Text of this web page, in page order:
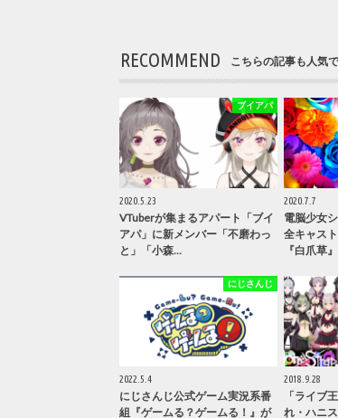
RECOMMEND こちらの記事も人気で
ブイアパ
2020.5.23
VTuberが集まるアパート「ブイ
アパ」に新メンバー「不磨わっ
と」「小森…
2020.7.7
電脳少女
全キャス
『白爪草
にじさんじ
2022.5.4
にじさんじ公式ゲーム実況系番
組『ゲームる？ゲームる！』が
2018.9.28
「ライブ
れ・ハニ